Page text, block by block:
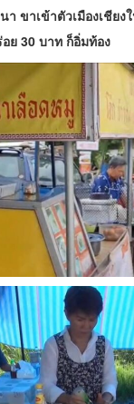
ขาเข้าตัวเมืองเชียง
ย 30 บาท ก็อิ่มท้อง